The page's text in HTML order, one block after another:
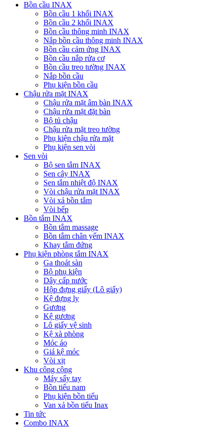
Bồn cầu INAX
Bồn cầu 1 khối INAX
Bồn cầu 2 khối INAX
Bồn cầu thông minh INAX
Nắp bồn cầu thông minh INAX
Bồn cầu cảm ứng INAX
Bồn cầu nắp rửa cơ
Bồn cầu treo tường INAX
Nắp bồn cầu
Phụ kiện bồn cầu
Chậu rửa mặt INAX
Chậu rửa mặt âm bàn INAX
Chậu rửa mặt đặt bàn
Bộ tủ chậu
Chậu rửa mặt treo tường
Phụ kiện chậu rửa mặt
Phụ kiện sen vòi
Sen vòi
Bộ sen tắm INAX
Sen cây INAX
Sen tắm nhiệt độ INAX
Vòi chậu rửa mặt INAX
Vòi xả bồn tắm
Vòi bếp
Bồn tắm INAX
Bồn tắm massage
Bồn tắm chân yếm INAX
Khay tắm đứng
Phụ kiện phòng tắm INAX
Ga thoát sàn
Bộ phụ kiện
Dây cấp nước
Hộp đựng giấy (Lô giấy)
Kệ đựng ly
Gương
Kệ gương
Lô giấy vệ sinh
Kệ xà phòng
Móc áo
Giá kệ móc
Vòi xịt
Khu công cộng
Máy sấy tay
Bồn tiểu nam
Phụ kiện bồn tiểu
Van xả bồn tiểu Inax
Tin tức
Combo INAX